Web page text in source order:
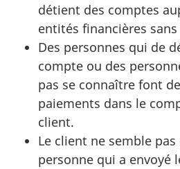
détient des comptes
entités financières
Des personnes qui de
compte ou des
pas se connaître font
paiements dans le
client.
Le client ne semble
personne qui a envoyé